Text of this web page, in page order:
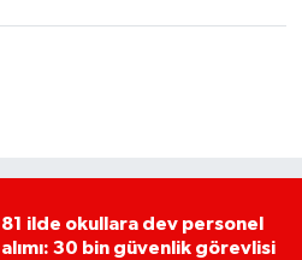
81 ilde okullara dev personel
alımı: 30 bin güvenlik görevlisi